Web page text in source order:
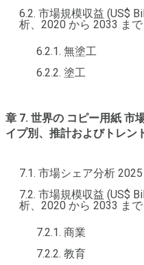
6.2. 市場規模収益 (US$
析、2020 から 2033 まで
6.2.1. 無塗工
6.2.2. 塗工
章 7. 世界の コピー用紙 市
イプ別、推計およびトレン
7.1. 市場シェア分析
7.2. 市場規模収益 (US$
析、2020 から 2033 まで
7.2.1. 商業
7.2.2. 教育